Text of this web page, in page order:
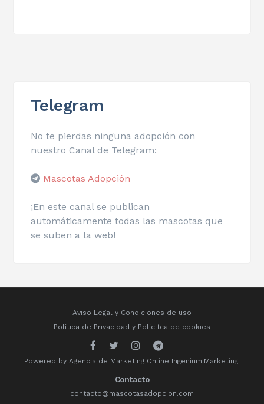
Telegram
No te pierdas ninguna adopción con
nuestro Canal de Telegram:
Mascotas Adopción
¡En este canal se publican
automáticamente todas las mascotas que
se suben a la web!
Aviso Legal y Condiciones de uso
Política de Privacidad y Polícitca de cookies
Powered by Agencia de Marketing Online Ingenium.Marketing.
Contacto
contacto@mascotasadopcion.com